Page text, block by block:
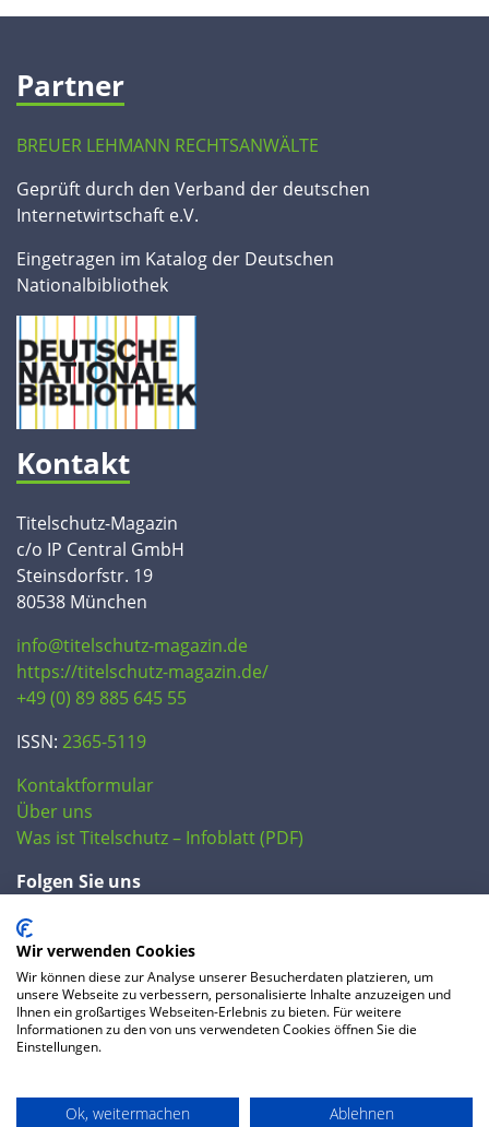
Partner
BREUER LEHMANN RECHTSANWÄLTE
Geprüft durch den Verband der deutschen
Internetwirtschaft e.V.
Eingetragen im Katalog der Deutschen
Nationalbibliothek
Kontakt
Titelschutz-Magazin
c/o IP Central GmbH
Steinsdorfstr. 19
80538 München
info@titelschutz-magazin.de
https://titelschutz-magazin.de/
+49 (0) 89 885 645 55
ISSN: 2365-5119
Kontaktformular
Über uns
Was ist Titelschutz – Infoblatt (PDF)
Folgen Sie uns
FAQ
Datenschutzerklärung AGB Preise
Wir verwenden Cookies
Wir können diese zur Analyse unserer Besucherdaten platzieren, um
unsere Webseite zu verbessern, personalisierte Inhalte anzuzeigen und
Ihnen ein großartiges Webseiten-Erlebnis zu bieten. Für weitere
Informationen zu den von uns verwendeten Cookies öffnen Sie die
Einstellungen.
Ok, weitermachen Ablehnen